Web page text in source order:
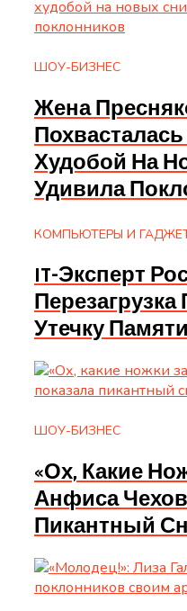
ШОУ-БИЗНЕС
Жена
Худобой На
Удивила
КОМПЬЮТЕРЫ И
IT-Эксперт
Перезагрузка
Утечку
ШОУ-БИЗНЕС
«Ох, Какие
Анфиса
Пикантный